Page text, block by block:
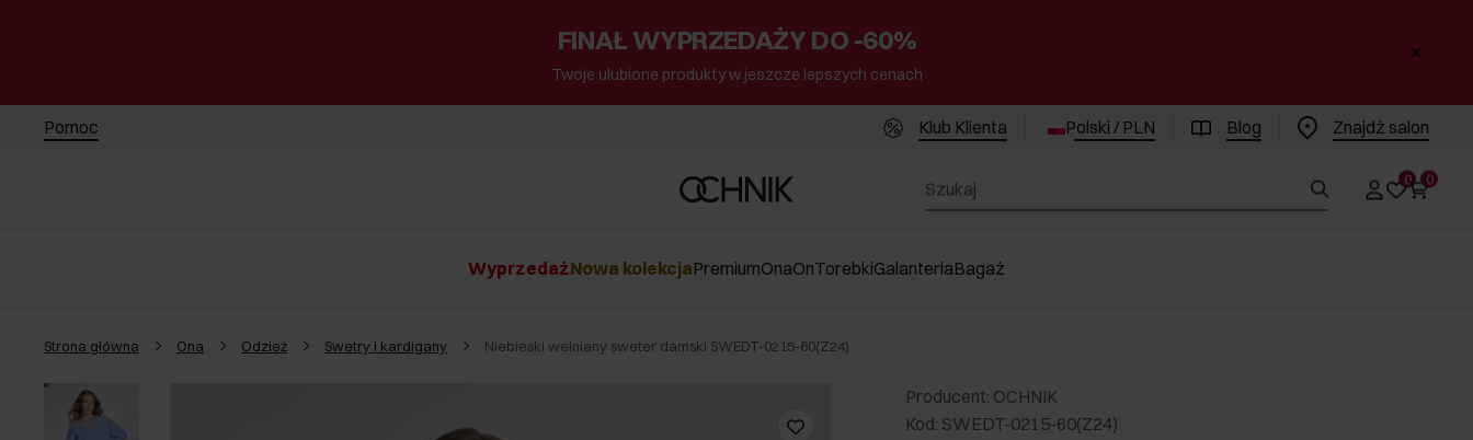
FINAŁ WYPRZEDAŻY DO -60%
Twoje ulubione produkty w jeszcze lepszych cenach
Pomoc Klub Klienta Polski / PLN Blog Znajdż salon
0 0
WyprzedażNowa kolekcjaPremiumOnaOnTorebkiGalanteriaBagaż
Strona główna Ona Odzież Swetry i kardigany Niebieski wełniany sweter damski SWEDT-0215-60(Z24)
Producent: OCHNIK
Kod: SWEDT-0215-60(Z24)